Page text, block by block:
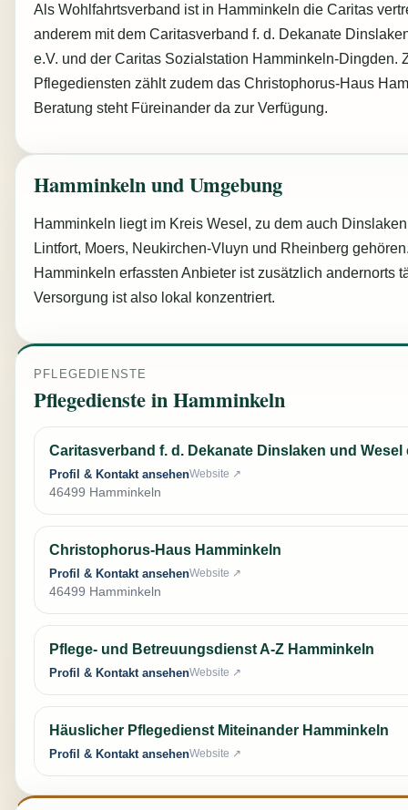
Als Wohlfahrtsverband ist in Hamminkeln die Caritas
anderem mit dem Caritasverband f. d. Dekanate
e.V. und der Caritas Sozialstation Hamminkeln-Dingden.
Pflegediensten zählt zudem das Christophorus-Haus
Beratung steht Füreinander da zur Verfügung.
Hamminkeln und Umgebung
Hamminkeln liegt im Kreis Wesel, zu dem auch
Lintfort, Moers, Neukirchen-Vluyn und Rheinberg
Hamminkeln erfassten Anbieter ist zusätzlich andernorts
Versorgung ist also lokal konzentriert.
PFLEGEDIENSTE
Pflegedienste in Hamminkeln
Caritasverband f. d. Dekanate Dinslaken und Wesel
Profil & Kontakt ansehenWebsite ↗
46499 Hamminkeln
Christophorus-Haus Hamminkeln
Profil & Kontakt ansehenWebsite ↗
46499 Hamminkeln
Pflege- und Betreuungsdienst A-Z Hamminkeln
Profil & Kontakt ansehenWebsite ↗
Häuslicher Pflegedienst Miteinander Hamminkeln
Profil & Kontakt ansehenWebsite ↗